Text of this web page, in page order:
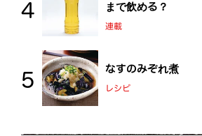
まで飲める？
連載
なすのみぞれ煮
レシピ